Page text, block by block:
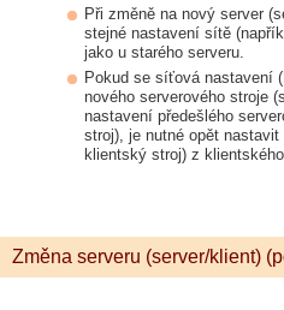
Při změně na nový server
stejné nastavení sítě
jako u starého serveru.
Pokud se síťová nastavení
nového serverového stroje
nastavení předešlého
stroj), je nutné opět
klientský stroj) z
Změna serveru (server/klient)